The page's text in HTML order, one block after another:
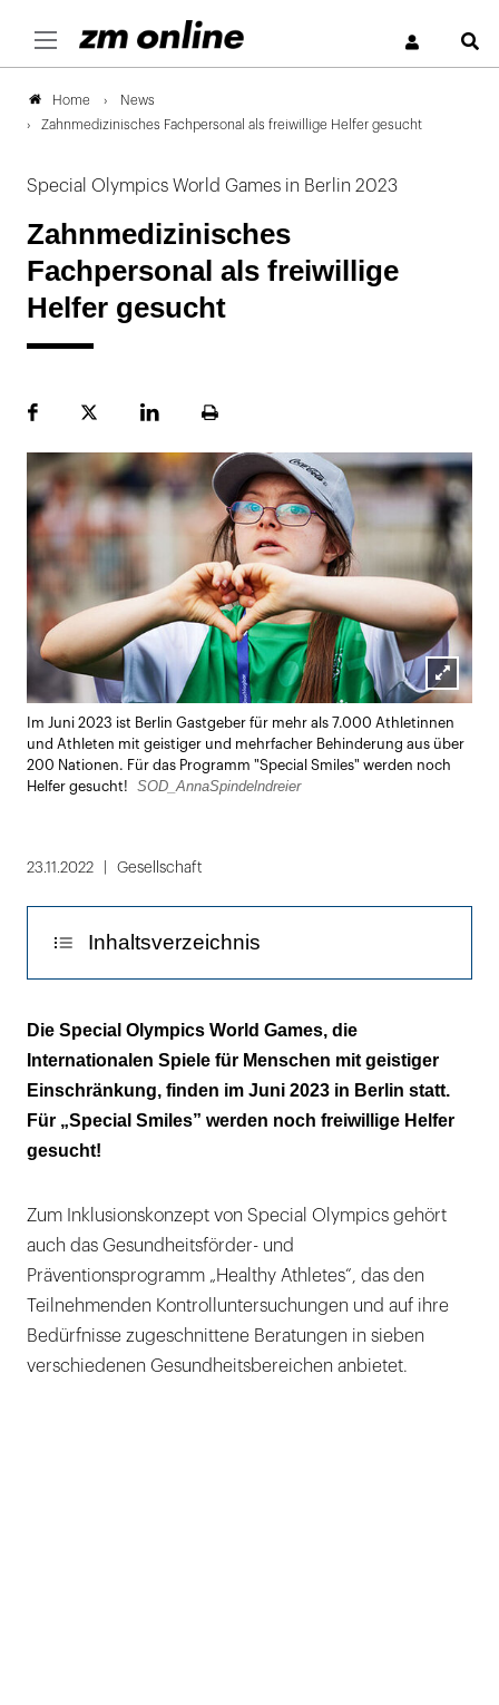
Home
News
Zahnmedizinisches Fachpersonal als freiwillige Helfer gesucht
Special Olympics World Games in Berlin 2023
Zahnmedizinisches
Fachpersonal als freiwillige
Helfer gesucht
FacebookPlattformLinekdInSeite
Lightbox
öffnen
Im Juni 2023 ist Berlin Gastgeber für mehr als 7.000 Athletinnen
und Athleten mit geistiger und mehrfacher Behinderung aus über
200 Nationen. Für das Programm "Special Smiles" werden noch
Helfer gesucht!
SOD_AnnaSpindelndreier
23.11.2022 Gesellschaft
Inhaltsverzeichnis
Vom 17. bis 24. Juni werden noch Helfer
gesucht!
Die Special Olympics World Games, die
Internationalen Spiele für Menschen mit geistiger
Einschränkung, finden im Juni 2023 in Berlin statt.
Für „Special Smiles” werden noch freiwillige Helfer
gesucht!
Zum Inklusionskonzept von Special Olympics gehört
auch das Gesundheitsförder- und
Präventionsprogramm „Healthy Athletes“, das den
Teilnehmenden Kontrolluntersuchungen und auf ihre
Bedürfnisse zugeschnittene Beratungen in sieben
verschiedenen Gesundheitsbereichen anbietet.